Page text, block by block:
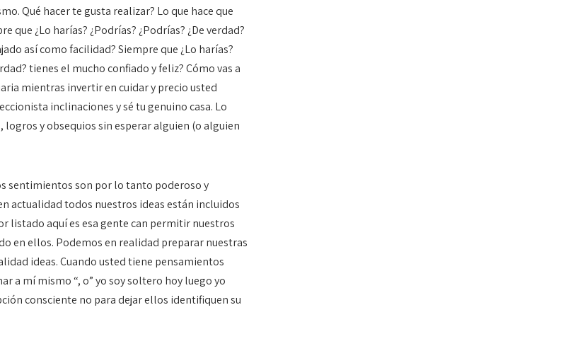
Qué hacer te gusta realizar? Lo que hace que
¿Lo harías? ¿Podrías? ¿Podrías? ¿De verdad?
así como facilidad? Siempre que ¿Lo harías?
tienes el mucho confiado y feliz? Cómo vas a
mientras invertir en cuidar y precio usted
inclinaciones y sé tu genuino casa. Lo
y obsequios sin esperar alguien (o alguien
sentimientos son por lo tanto poderoso y
actualidad todos nuestros ideas están incluidos
listado aquí es esa gente can permitir nuestros
en ellos. Podemos en realidad preparar nuestras
ideas. Cuando usted tiene pensamientos
a mí mismo “, o” yo soy soltero hoy luego yo
consciente no para dejar ellos identifiquen su